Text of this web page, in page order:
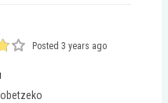
Posted 3 years ago